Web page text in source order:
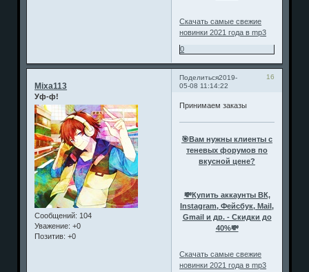
Скачать самые свежие
новинки 2021 года в mp3
0
Поделиться 16
2019-
05-08 11:14:22
Mixa113
Уф-ф!
Сообщений: 104
Уважение: +0
Позитив: +0
Принимаем заказы
🎯Вам нужны клиенты с
теневых форумов по
вкусной цене?
💸Купить аккаунты ВК,
Instagram, Фейсбук, Mail,
Gmail и др. - Скидки до
40%💸
Скачать самые свежие
новинки 2021 года в mp3